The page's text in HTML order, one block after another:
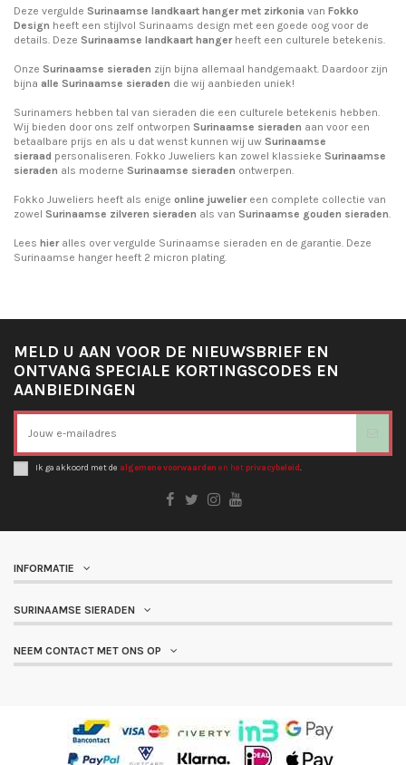
Deze vergulde Surinaamse landkaart hangermet zirkonia van Fokko
Design heeft een stijlvol Surinaams design met een goede oog voor de
details. Deze Surinaamse landkaart hanger heeft een culturele betekenis.
Onze Surinaamse sieraden zijn bijna allemaal handgemaakt. Daardoor zijn
bijna alle Surinaamse sieraden die wij aanbieden uniek!
Surinamers hebben tal van sieraden die een culturele betekenis hebben.
Wij bieden door ons zelf ontworpen Surinaamse sieraden aan voor een
betaalbare prijs en als u dat wenst kunnen wij uw Surinaamse
sieraad personaliseren. Fokko Juweliers kan zowel klassieke Surinaamse
sieraden als moderne Surinaamse sieraden ontwerpen.
Fokko Juweliers heeft als enige online juweliereen complete collectie van
zowel Surinaamse zilveren sieraden als van Surinaamse gouden sieraden
Lees hieralles over vergulde Surinaamse sieraden en de garantie. Deze
Surinaamse hanger heeft 2 micron plating.
MELD U AAN VOOR DE NIEUWSBRIEF EN
ONTVANG SPECIALE KORTINGSCODES EN
AANBIEDINGEN
Ik ga akkoord met de algemene voorwaarden en het privacybeleid.
INFORMATIE
SURINAAMSE SIERADEN
NEEM CONTACT MET ONS OP